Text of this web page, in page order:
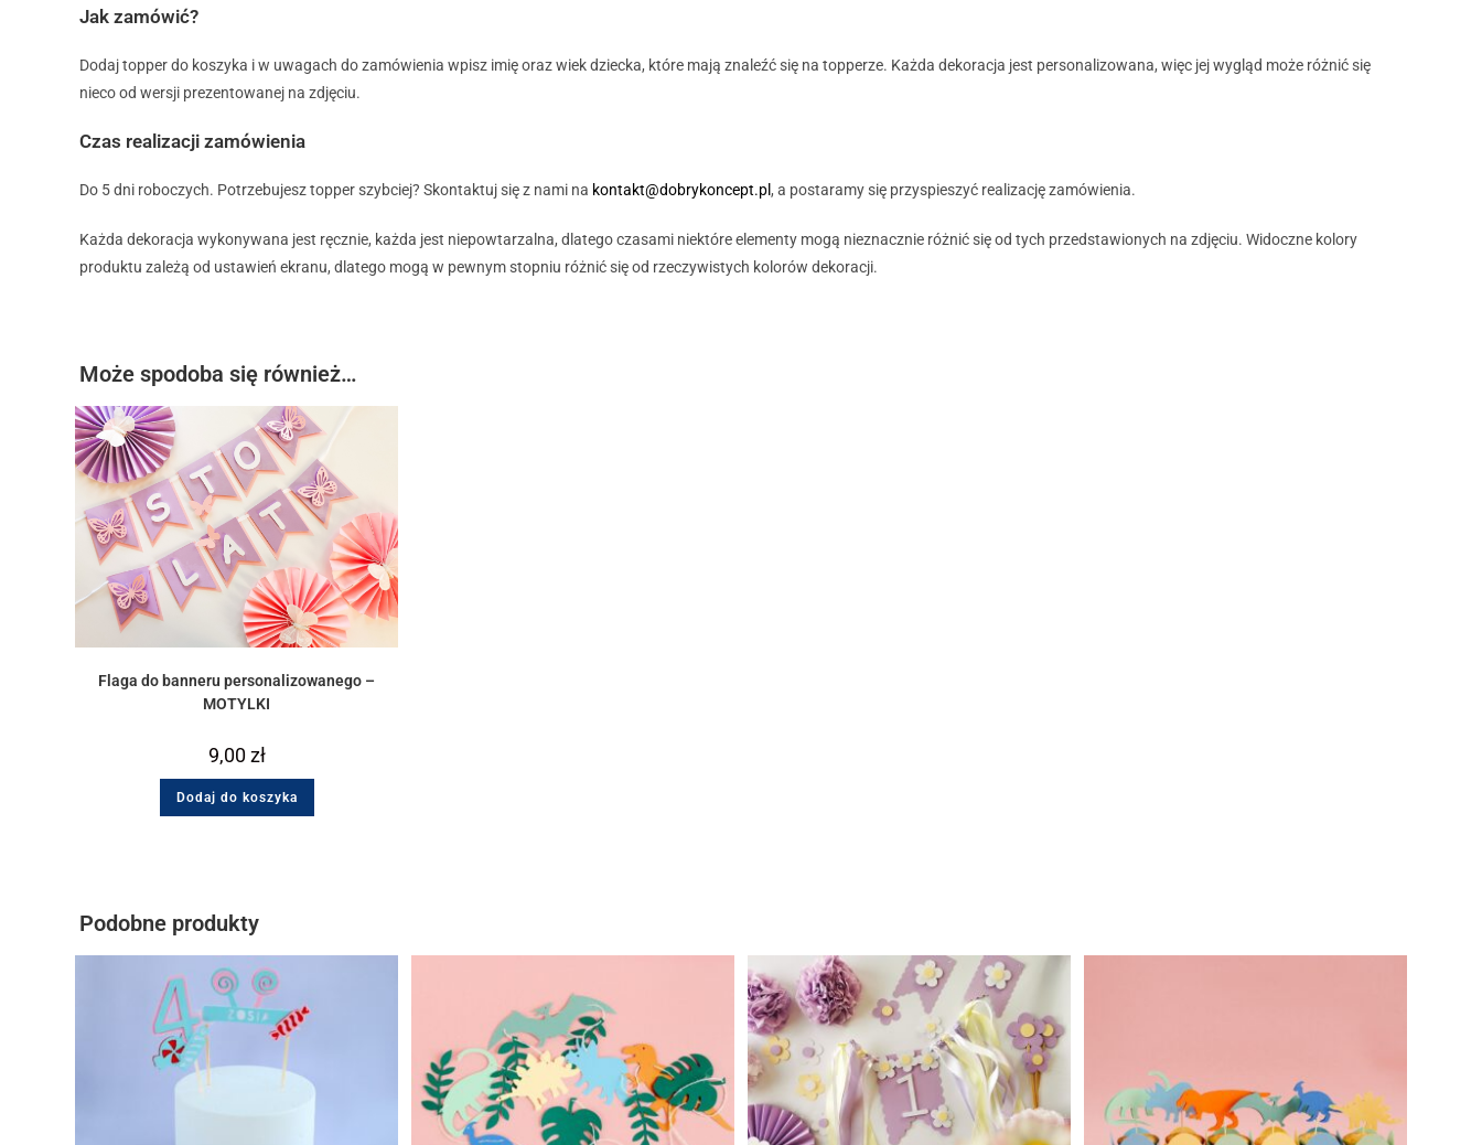
Jak zamówić?
Dodaj topper do koszyka i w uwagach do zamówienia wpisz imię oraz wiek dziecka, które mają znaleźć się na topperze. Każda dekoracja jest personalizowana, więc jej wygląd może różnić się
nieco od wersji prezentowanej na zdjęciu.
Czas realizacji zamówienia
Do 5 dni roboczych. Potrzebujesz topper szybciej? Skontaktuj się z nami na kontakt@dobrykoncept.pl , a postaramy się przyspieszyć realizację zamówienia.
Każda dekoracja wykonywana jest ręcznie, każda jest niepowtarzalna, dlatego czasami niektóre elementy mogą nieznacznie różnić się od tych przedstawionych na zdjęciu. Widoczne kolory
produktu zależą od ustawień ekranu, dlatego mogą w pewnym stopniu różnić się od rzeczywistych kolorów dekoracji.
Może spodoba się również…
Flaga do banneru personalizowanego –
MOTYLKI
9,00zł
Dodaj do koszyka
Podobne produkty